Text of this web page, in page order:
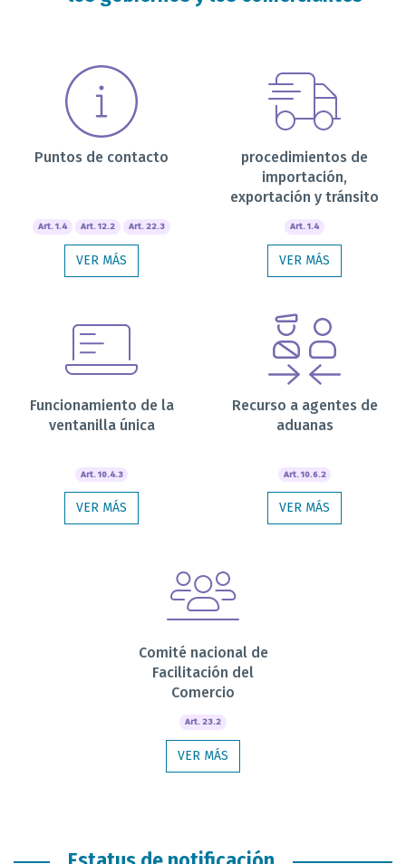
Puntos de contacto
Art. 1.4 Art. 12.2 Art. 22.3
VER MÁS
procedimientos de
importación,
exportación y tránsito
Art. 1.4
VER MÁS
Funcionamiento de la
ventanilla única
Art. 10.4.3
VER MÁS
Recurso a agentes de
aduanas
Art. 10.6.2
VER MÁS
Comité nacional de
Facilitación del
Comercio
Art. 23.2
VER MÁS